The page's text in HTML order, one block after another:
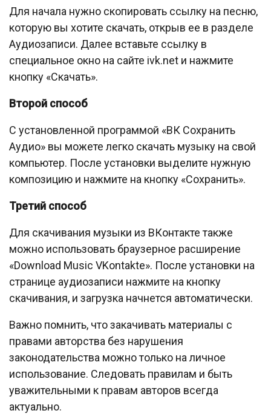
Для начала нужно скопировать ссылку на песню,
которую вы хотите скачать, открыв ее в разделе
Аудиозаписи. Далее вставьте ссылку в
специальное окно на сайте ivk.net и нажмите
кнопку «Скачать».
Второй способ
С установленной программой «ВК Сохранить
Аудио» вы можете легко скачать музыку на свой
компьютер. После установки выделите нужную
композицию и нажмите на кнопку «Сохранить».
Третий способ
Для скачивания музыки из ВКонтакте также
можно использовать браузерное расширение
«Download Music VKontakte». После установки на
странице аудиозаписи нажмите на кнопку
скачивания, и загрузка начнется автоматически.
Важно помнить, что закачивать материалы с
правами авторства без нарушения
законодательства можно только на личное
использование. Следовать правилам и быть
уважительными к правам авторов всегда
актуально.